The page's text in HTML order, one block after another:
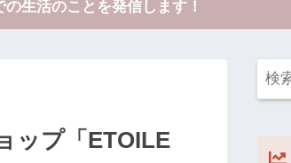
生活のことを発信します！
ップ「ETOILE